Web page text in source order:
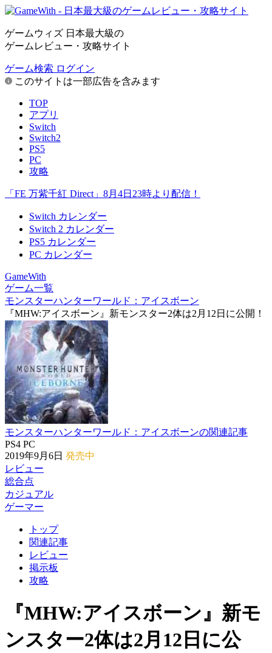
ゲームウィズ 日本最大級の
ゲームレビュー・攻略サイト
ゲーム検索 ログイン
このサイトは一部広告を含みます
TOP
アプリ
Switch
Switch2
PS5
PC
攻略
「FE 万紫千紅 Direct」8月4日23時より配信！
Switch カレンダー
Switch 2 カレンダー
PS5 カレンダー
PC カレンダー
GameWith
ゲーム一覧
モンスターハンターワールド：アイスボーン
『MHW:アイスボーン』新モンスター2体は2月12日に公開！
モンスターハンターワールド：アイスボーンの関連記事
PS4 PC
2019年9月6日 発売中
レビュー
総合点
カジュアル
ゲーマー
トップ
関連記事
レビュー
掲示板
攻略
『MHW:アイスボーン』新モ
ンスター2体は2月12日に公